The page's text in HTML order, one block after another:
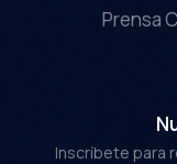
Prensa
Inscríbete para